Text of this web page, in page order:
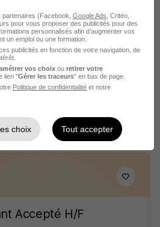
de Spécialisation
CVC -
H/F
492,22 - 1 823,03 € / mois
il y a 6 jours
Accepté H/F
partenaires (Facebook, Google Ads , Critéo,
pour vous proposer des publicités pour des
personnalisés afin d’augmenter vos
un emploi ou une formation.
publicités en fonction de votre navigation, de
vos choix ou retirer votre
lien "Gérer les traceurs" en bas de page.
Politique de confidentialité et notre
choix Tout accepter